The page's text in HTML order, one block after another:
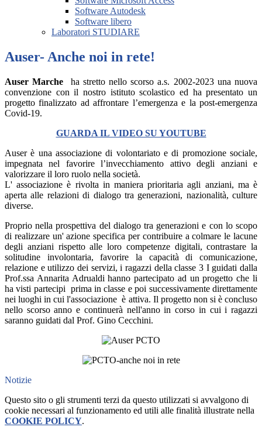
Software Autodesk
Software libero
Laboratori STUDIARE
Auser- Anche noi in rete!
Auser Marche
ha stretto nello scorso a.s. 2002-2023 una nuova
convenzione con il nostro istituto scolastico ed hapresentato un
progetto finalizzato ad affrontare l’emergenza e la post-emergenza
Covid-19.
GUARDA IL VIDEO SU YOUTUBE
Auser è una associazione di volontariato e di promozione sociale,
impegnata nel favorire l’invecchiamento attivo degli anziani e
valorizzare il loro ruolo nella società.
L' associazione è rivolta in maniera prioritaria agli anziani, ma è
aperta alle relazioni di dialogo tra generazioni, nazionalità, culture
diverse.
Proprio nella prospettiva del dialogo tra generazioni e con lo scopo
di realizzare un' azione specifica per contribuire a colmare le lacune
degli anziani rispetto alle loro competenze digitali, contrastare la
solitudine involontaria, favorire la capacità di comunicazione,
relazione e utilizzo dei servizi, i ragazzi della classe 3 I guidati dalla
Prof.ssa Annarita Adrualdi hanno partecipato ad un progetto che li
ha visti partecipi prima in classe e poi successivamente direttamente
nei luoghi in cui l'associazione è attiva. Il progetto non si è concluso
nello scorso anno e continuerà nell'anno in corso in cui i ragazzi
saranno guidati dal Prof. Gino Cecchini.
Notizie
Questo sito o gli strumenti terzi da questo utilizzati si avvalgono di
cookie necessari al funzionamento ed utili alle finalità illustrate nella
COOKIE POLICY.